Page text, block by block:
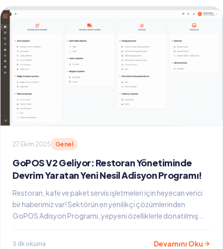
27 Ekim 2025 Genel
GoPOS V2 Geliyor: Restoran Yönetiminde
Devrim Yaratan Yeni Nesil Adisyon Programı!
Restoran, kafe ve paket servis işletmeleri için heyecan verici
bir haberimiz var! Sektörün en yenilikçi çözümlerinden
GoPOS Adisyon Programı, yepyeni özelliklerle donatılmış…
3 dk okuma Devamını Oku